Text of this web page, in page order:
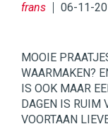
frans 06-11-
MOOIE
WAARMAKEN?
IS OOK MAAR
DAGEN IS RUIM
VOORTAAN